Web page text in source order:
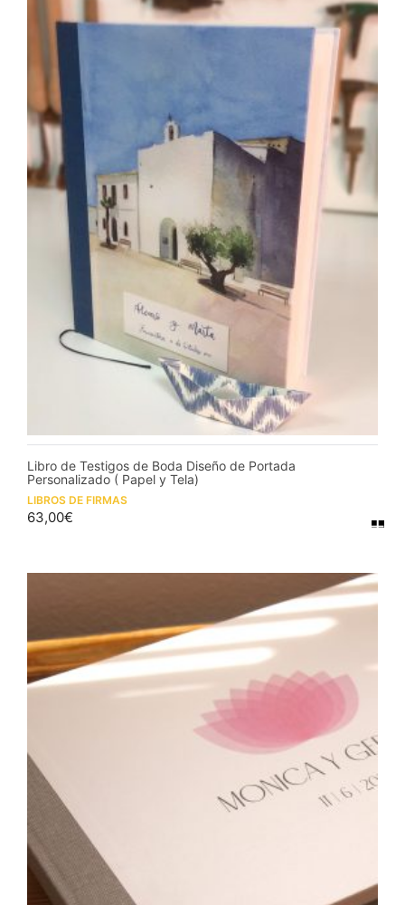
Libro de Testigos de Boda Diseño de Portada
Personalizado ( Papel y Tela)
LIBROS DE FIRMAS
63,00€